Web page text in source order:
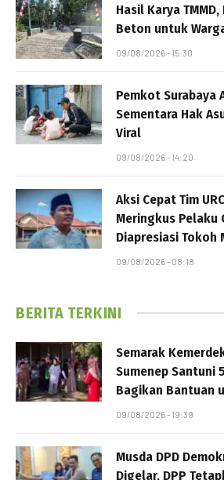
Hasil Karya
Beton untuk
09/08/2026 - 15:30
Pemkot Surabaya
Sementara Hak
Viral
09/08/2026 - 14:20
Aksi Cepat Tim
Meringkus Pelaku
Diapresiasi Tokoh
09/08/2026 - 08:18
BERITA TERKINI
Semarak
Sumenep Santuni
Bagikan Bantuan
09/08/2026 - 19:39
Musda DPD
Digelar, DPP